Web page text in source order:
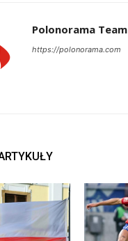
Polonorama Team
https://polonorama.com